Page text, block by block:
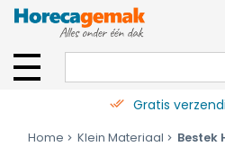
Gratis
Home Klein Materiaal Bestek